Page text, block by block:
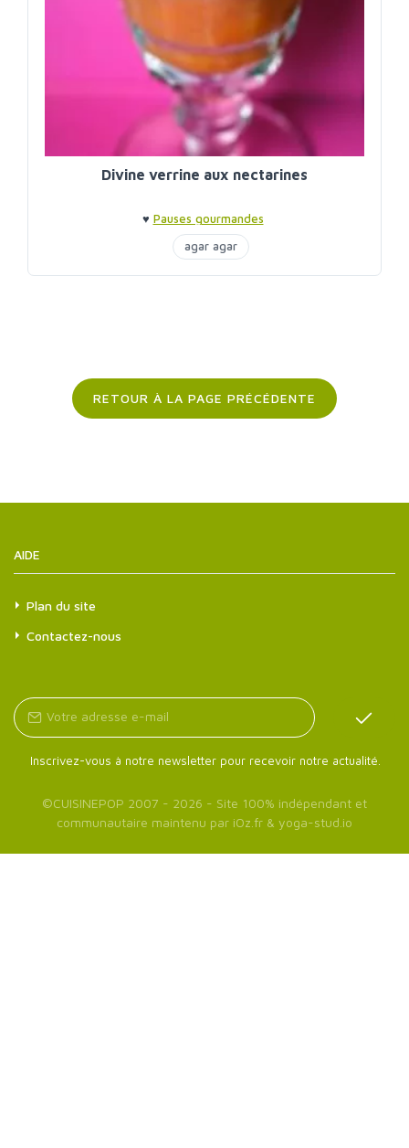
Divine verrine aux nectarines
♥ Pauses gourmandes
agar agar
RETOUR À LA PAGE PRÉCÉDENTE
AIDE
Plan du site
Contactez-nous
Inscrivez-vous à notre newsletter pour recevoir notre actualité.
©CUISINEPOP 2007 - 2026 - Site 100% indépendant et
communautaire maintenu par iOz.fr & yoga-stud.io